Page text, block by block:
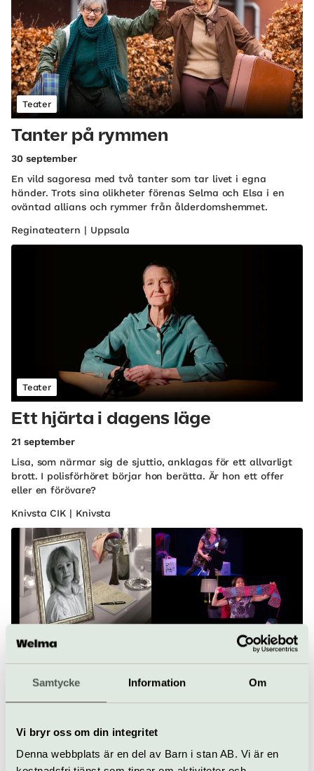
Samtycke Information Om
Vi bryr oss om din integritet
Denna webbplats är en del av Barn i stan AB. Vi är en
Teater
Tanter på rymmen
30 september
En vild sagoresa med två tanter som tar livet i egna
händer. Trots sina olikheter förenas Selma och Elsa i en
oväntad allians och rymmer från ålderdomshemmet.
Reginateatern | Uppsala
Teater
Ett hjärta i dagens läge
21 september
Lisa, som närmar sig de sjuttio, anklagas för ett allvarligt
brott. I polisförhöret börjar hon berätta. Är hon ett offer
eller en förövare?
Knivsta CIK | Knivsta
Ett bloss för Lena Nyman med
I föreställningen Ett bloss för Lena Nyman tecknar